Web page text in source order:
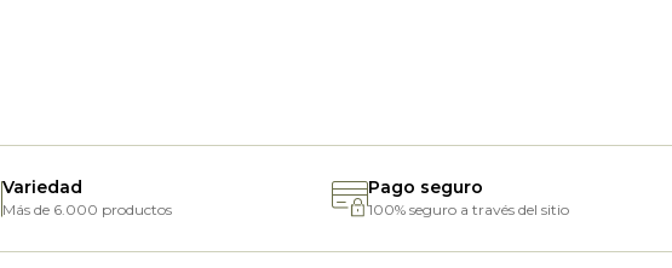
Variedad
Más de 6.000 productos
Pago seguro
100% seguro a través del sitio